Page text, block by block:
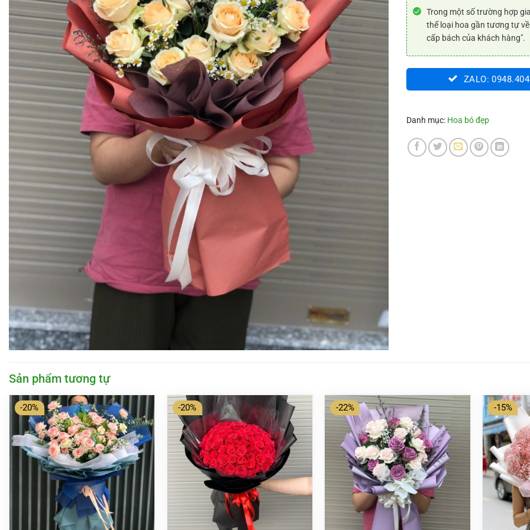
Trong một số trường hợp
thế loại hoa gần tương tự
cấp bách của khách hàng".
ZALO:
Danh mục: Hoa bó đẹp
Sản phẩm tương tự
-20% -20% -22% -15%